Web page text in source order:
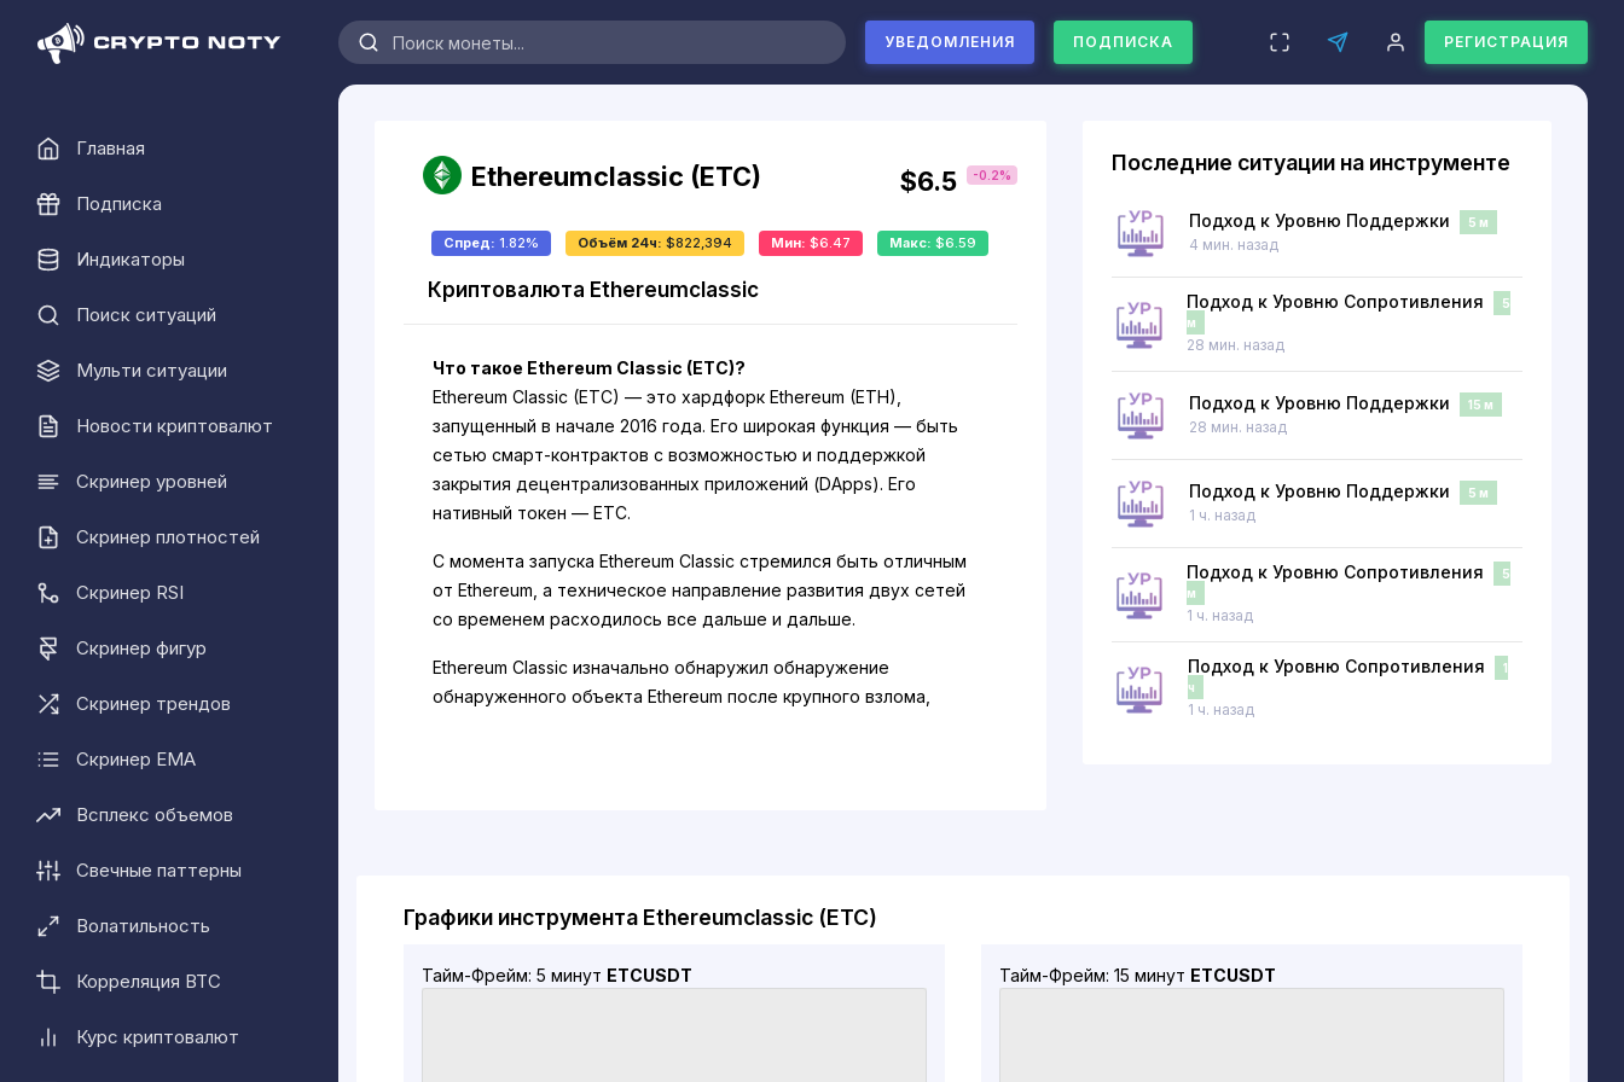
УВЕДОМЛЕНИЯ ПОДПИСКА РЕГИСТРАЦИЯ
Главная
Подписка
Индикаторы
Поиск ситуаций
Мульти ситуации
Новости криптовалют
Скринер уровней
Скринер плотностей
Скринер RSI
Скринер фигур
Скринер трендов
Скринер EMA
Всплекс объемов
Свечные паттерны
Волатильность
Корреляция BTC
Курс криптовалют
Ethereumclassic (ETC) $6.5 -0.2%
Спред:1.82% Объём 24ч:$822,394 Мин:$6.47 Макс:$6.59
Криптовалюта Ethereumclassic
Что такое Ethereum Classic (ETC)?
Ethereum Classic (ETC) — это хардфорк Ethereum (ETH),
запущенный в начале 2016 года. Его широкая функция — быть
сетью смарт-контрактов с возможностью и поддержкой
закрытия децентрализованных приложений (DApps). Его
нативный токен — ETC.
С момента запуска Ethereum Classic стремился быть отличным
от Ethereum, а техническое направление развития двух сетей
со временем расходилось все дальше и дальше.
Ethereum Classic изначально обнаружил обнаружение
обнаруженного объекта Ethereum после крупного взлома,
разошлись по мнениям по поводу, необходимо ли откатить
Последние ситуации на инструменте
Подход к Уровню Поддержки 5 м
4 мин. назад
Подход к Уровню Сопротивления
5
м
28 мин. назад
Подход к Уровню Поддержки 15 м
28 мин. назад
Подход к Уровню Поддержки 5 м
1 ч. назад
Подход к Уровню Сопротивления
5
м
1 ч. назад
Подход к Уровню Сопротивления
1
ч
1 ч. назад
Графики инструмента Ethereumclassic (ETC)
Тайм-Фрейм: 5 минут ETCUSDT Тайм-Фрейм: 15 минут ETCUSDT